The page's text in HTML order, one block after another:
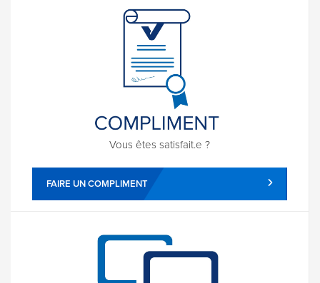
Vous êtes satisfait.e ?
FAIRE UN COMPLIMENT